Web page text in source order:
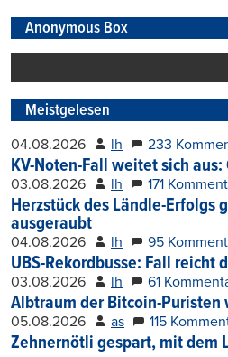
Anonymous Box
Meistgelesen
04.08.2026 lh 233
KV-Noten-Fall weitet sich
03.08.2026 lh 171
Herzstück des Ländle-Erfolgs
ausgeraubt
04.08.2026 lh 95
UBS-Rekordbusse: Fall reicht
03.08.2026 lh 61
Albtraum der Bitcoin-Puristen
05.08.2026 as 115
Zehnernötli gespart, mit dem